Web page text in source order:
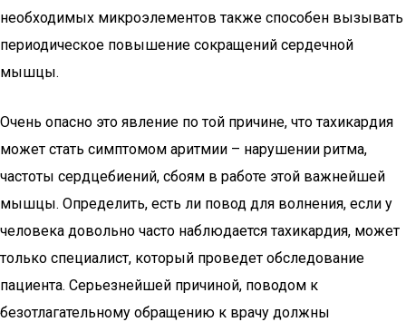
необходимых микроэлементов также способен вызывать
периодическое повышение сокращений сердечной
мышцы.
Очень опасно это явление по той причине, что тахикардия
может стать симптомом аритмии – нарушении ритма,
частоты сердцебиений, сбоям в работе этой важнейшей
мышцы. Определить, есть ли повод для волнения, если у
человека довольно часто наблюдается тахикардия, может
только специалист, который проведет обследование
пациента. Серьезнейшей причиной, поводом к
безотлагательному обращению к врачу должны